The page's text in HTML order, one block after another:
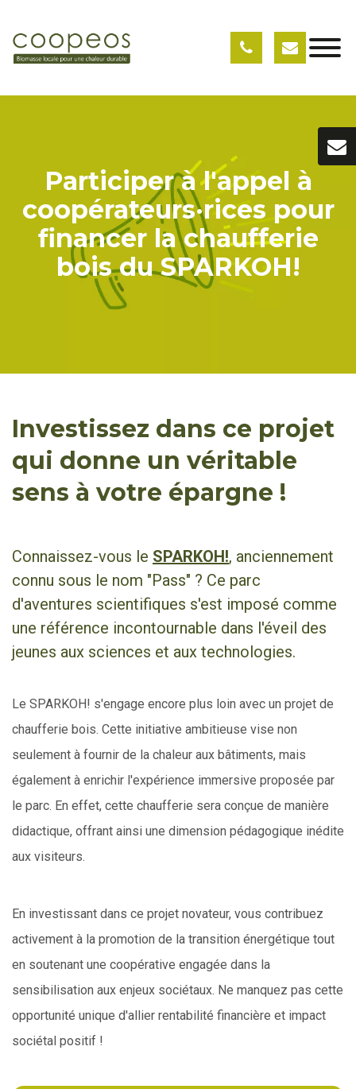
Participer à l'appel à
coopérateurs·rices pour
financer la chaufferie
bois du SPARKOH!
Investissez dans ce projet
qui donne un véritable
sens à votre épargne !
Connaissez-vous le SPARKOH!, anciennement
connu sous le nom "Pass" ? Ce parc
d'aventures scientifiques s'est imposé comme
une référence incontournable dans l'éveil des
jeunes aux sciences et aux technologies.
Le SPARKOH! s'engage encore plus loin avec un projet de
chaufferie bois. Cette initiative ambitieuse vise non
seulement à fournir de la chaleur aux bâtiments, mais
également à enrichir l'expérience immersive proposée par
le parc. En effet, cette chaufferie sera conçue de manière
didactique, offrant ainsi une dimension pédagogique inédite
aux visiteurs.
En investissant dans ce projet novateur, vous contribuez
activement à la promotion de la transition énergétique tout
en soutenant une coopérative engagée dans la
sensibilisation aux enjeux sociétaux. Ne manquez pas cette
opportunité unique d'allier rentabilité financière et impact
sociétal positif !